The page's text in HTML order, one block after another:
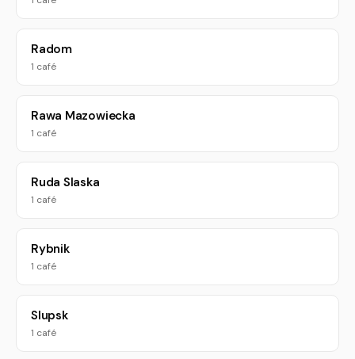
Radom
1 café
Rawa Mazowiecka
1 café
Ruda Slaska
1 café
Rybnik
1 café
Slupsk
1 café